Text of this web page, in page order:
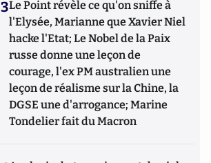
3Le Point révèle ce qu'on sniffe à
l'Elysée, Marianne que Xavier Niel
hacke l'Etat; Le Nobel de la Paix
russe donne une leçon de
courage, l'ex PM australien une
leçon de réalisme sur la Chine, la
DGSE une d'arrogance; Marine
Tondelier fait du Macron